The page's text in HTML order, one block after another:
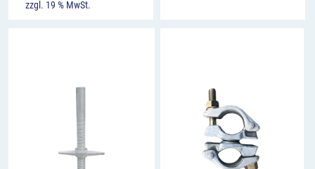
zzgl. 19 % MwSt.